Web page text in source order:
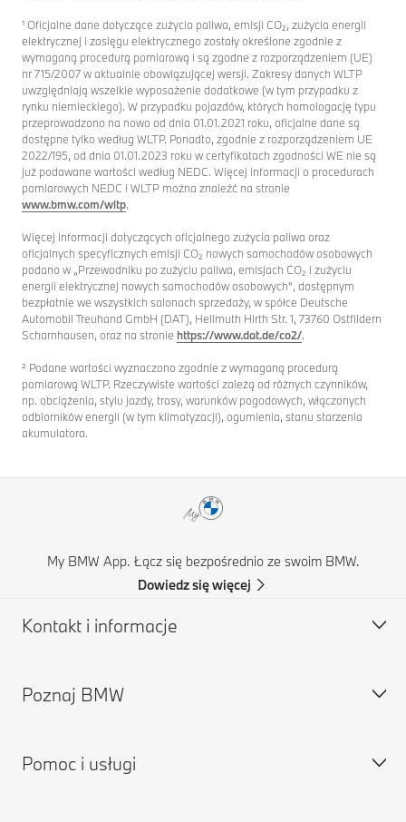
¹ Oficjalne dane dotyczące zużycia paliwa, emisji CO₂, zużycia energii
elektrycznej i zasięgu elektrycznego zostały określone zgodnie z
wymaganą procedurą pomiarową i są zgodne z rozporządzeniem (UE)
nr 715/2007 w aktualnie obowiązującej wersji. Zakresy danych WLTP
uwzględniają wszelkie wyposażenie dodatkowe (w tym przypadku z
rynku niemieckiego). W przypadku pojazdów, których homologację typu
przeprowadzono na nowo od dnia 01.01.2021 roku, oficjalne dane są
dostępne tylko według WLTP. Ponadto, zgodnie z rozporządzeniem UE
2022/195, od dnia 01.01.2023 roku w certyfikatach zgodności WE nie są
już podawane wartości według NEDC. Więcej informacji o procedurach
pomiarowych NEDC i WLTP można znaleźć na stronie
www.bmw.com/wltp.
Więcej informacji dotyczących oficjalnego zużycia paliwa oraz
oficjalnych specyficznych emisji CO₂ nowych samochodów osobowych
podano w „Przewodniku po zużyciu paliwa, emisjach CO₂ i zużyciu
energii elektrycznej nowych samochodów osobowych”, dostępnym
bezpłatnie we wszystkich salonach sprzedaży, w spółce Deutsche
Automobil Treuhand GmbH (DAT), Hellmuth Hirth Str. 1, 73760 Ostfildern
Scharnhausen, oraz na stronie https://www.dat.de/co2/.
² Podane wartości wyznaczono zgodnie z wymaganą procedurą
pomiarową WLTP. Rzeczywiste wartości zależą od różnych czynników,
np. obciążenia, stylu jazdy, trasy, warunków pogodowych, włączonych
odbiorników energii (w tym klimatyzacji), ogumienia, stanu starzenia
akumulatora.
My BMW App. Łącz się bezpośrednio ze swoim BMW.
Dowiedz się więcej
Kontakt i informacje
Obsługa klienta
Znajdź partnera BMW
Poznaj BMW
O nas
Pomoc i usługi